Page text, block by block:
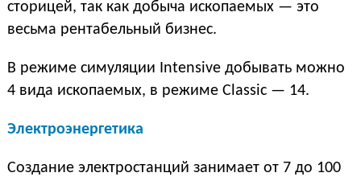
сторицей, так как добыча ископаемых — это
весьма рентабельный бизнес.
В режиме симуляции Intensive добывать можно
4 вида ископаемых, в режиме Classic — 14.
Электроэнергетика
Создание электростанций занимает от 7 до 100